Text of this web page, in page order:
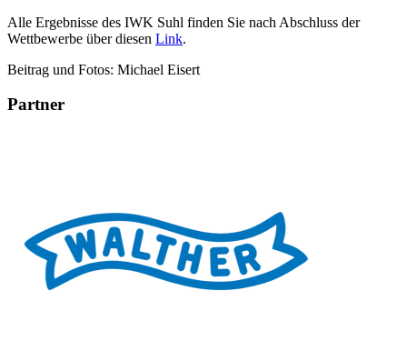
Alle Ergebnisse des IWK Suhl finden Sie nach Abschluss der
Wettbewerbe über diesen Link.
Beitrag und Fotos: Michael Eisert
Partner